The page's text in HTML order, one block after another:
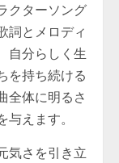
クターソング
詞とメロディ
自分らしく生
を持ち続ける
全体に明るさ
えます。
気さを引き立